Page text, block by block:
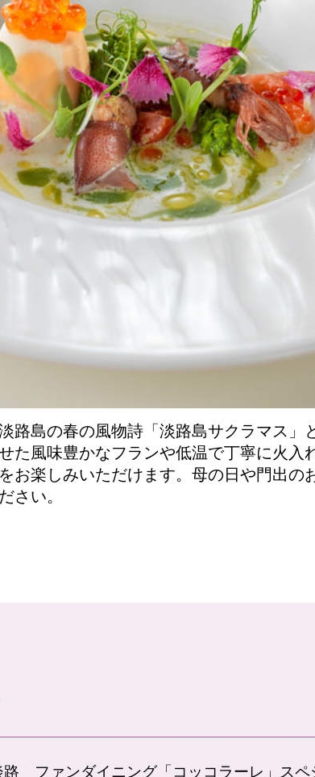
路島の春の風物詩「淡路島サクラマス」
た風味豊かなフランや低温で丁寧に火入
お楽しみいただけます。母の日や門出の
さい。
路 ファンダイニング「コッコラーレ」スペ